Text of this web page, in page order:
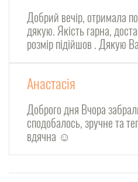
Добрий вечір, отримала
дякую. Якість гарна,
розмір підійшов . Дякую
Анастасія
Доброго дня Вчора
сподобалось, зручне та
вдячна ☺️